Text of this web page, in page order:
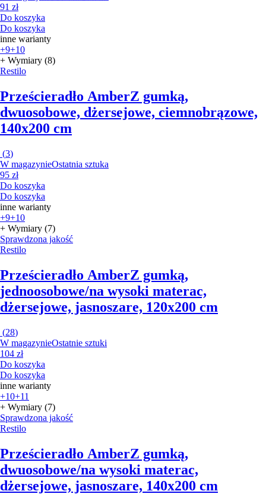
91 zł
Do koszyka
Do koszyka
inne warianty
+9+10
+ Wymiary (8)
Restilo
Prześcieradło AmberZ gumką,
dwuosobowe, dżersejowe, ciemnobrązowe,
140x200 cm
(3)
W magazynieOstatnia sztuka
95 zł
Do koszyka
Do koszyka
inne warianty
+9+10
+ Wymiary (7)
Sprawdzona jakość
Restilo
Prześcieradło AmberZ gumką,
jednoosobowe/na wysoki materac,
dżersejowe, jasnoszare, 120x200 cm
(28)
W magazynieOstatnie sztuki
104 zł
Do koszyka
Do koszyka
inne warianty
+10+11
+ Wymiary (7)
Sprawdzona jakość
Restilo
Prześcieradło AmberZ gumką,
dwuosobowe/na wysoki materac,
dżersejowe, jasnoszare, 140x200 cm